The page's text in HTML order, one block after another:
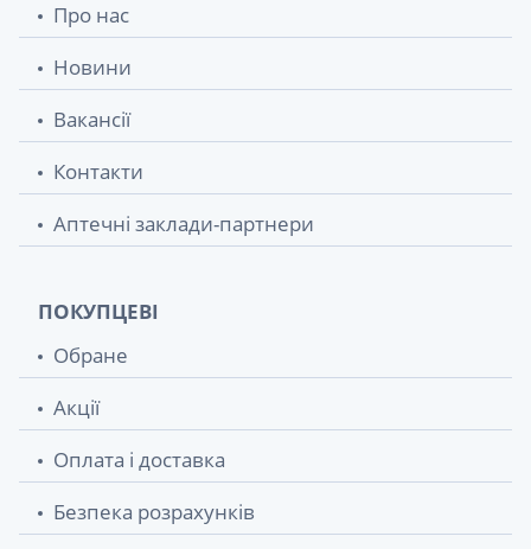
Про нас
Новини
Вакансії
Контакти
Аптечні заклади-партнери
ПОКУПЦЕВІ
Обране
Акції
Оплата і доставка
Безпека розрахунків